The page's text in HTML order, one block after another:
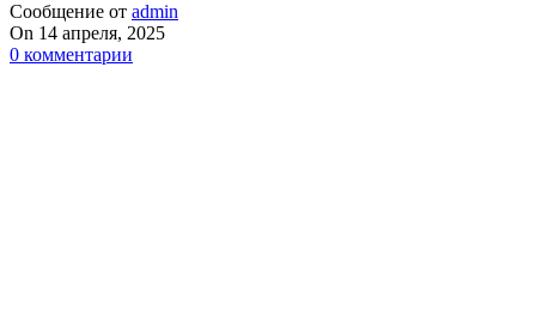
Сообщение от admin
On 14 апреля, 2025
0 комментарии